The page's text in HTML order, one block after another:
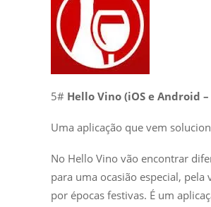
5# Hello Vino (iOS e Android
Uma aplicação que vem
No Hello Vino vão encontrar
para uma ocasião especial,
por épocas festivas. É um